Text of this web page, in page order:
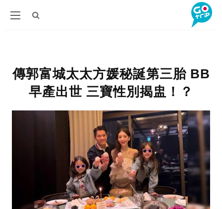
傳郭富城太太方媛秘誕第三胎 BB
早產出世 三寶性別揭盅！？